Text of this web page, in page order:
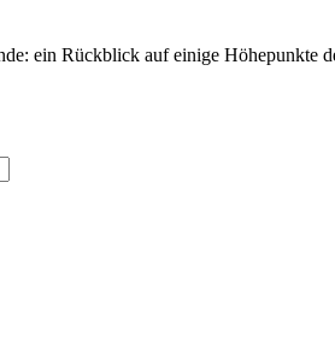
ein Rückblick auf einige Höhepunkte